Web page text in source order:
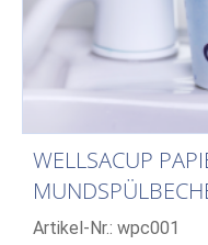
WELLSACUP
Artikel-Nr.: wpc001